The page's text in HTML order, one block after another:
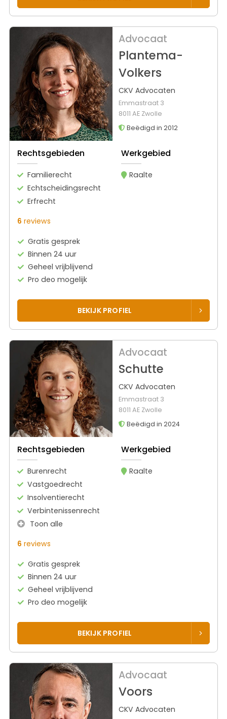
Advocaat
Plantema-
Volkers
CKV Advocaten
Emmastraat 3
8011 AE Zwolle
Beëdigd in 2012
Rechtsgebieden
Familierecht
Echtscheidingsrecht
Erfrecht
Werkgebied
Raalte
6 reviews
Gratis gesprek
Binnen 24 uur
Geheel vrijblijvend
Pro deo mogelijk
BEKIJK PROFIEL
Advocaat
Schutte
CKV Advocaten
Emmastraat 3
8011 AE Zwolle
Beëdigd in 2024
Rechtsgebieden
Burenrecht
Vastgoedrecht
Insolventierecht
Verbintenissenrecht
Toon alle
Werkgebied
Raalte
6 reviews
Gratis gesprek
Binnen 24 uur
Geheel vrijblijvend
Pro deo mogelijk
BEKIJK PROFIEL
Advocaat
Voors
CKV Advocaten